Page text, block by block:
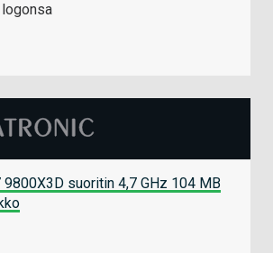
9800X3D suoritin 4,7 GHz 104 MB